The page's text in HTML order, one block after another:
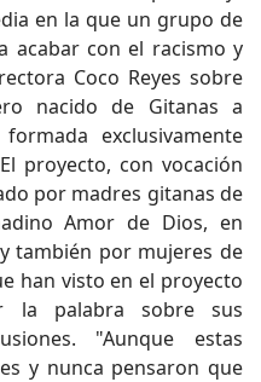
en la que un grupo de
acabar con el racismo y
Coco Reyes sobre
nacido de Gitanas a
exclusivamente
proyecto, con vocación
por madres gitanas de
Amor de Dios, en
también por mujeres de
han visto en el proyecto
la palabra sobre sus
"Aunque estas
y nunca pensaron que